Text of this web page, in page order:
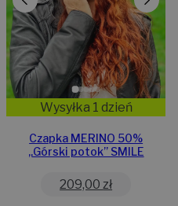
Wysyłka 1 dzień
Czapka MERINO 50%
„Górski potok” SMILE
209,00 zł